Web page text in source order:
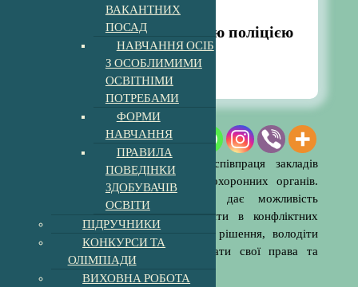
Зустріч з ювенальною поліцією
12:22 pm 9, Лют, 2023
Сьогодні, як ніколи зростає співпраця закладів
освіти з працівниками правоохоронних органів.
Адже профілактична робота дає можливість
виробляти у дітей уміння діяти в конфліктних
ситуаціях, приймати правильні рішення, володіти
навичками самозбереження, знати свої права та
обов’язки.
ВАКАНТНИХ
ПОСАД
НАВЧАННЯ ОСІБ
З ОСОБЛИМИМИ
ОСВІТНІМИ
ПОТРЕБАМИ
ФОРМИ
НАВЧАННЯ
ПРАВИЛА
ПОВЕДІНКИ
ЗДОБУВАЧІВ
ОСВІТИ
ПІДРУЧНИКИ
КОНКУРСИ ТА
ОЛІМПІАДИ
ВИХОВНА РОБОТА